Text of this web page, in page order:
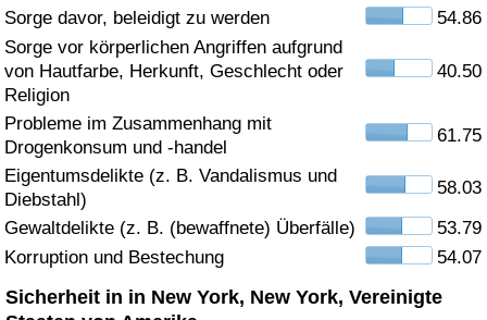
Sorge davor, beleidigt zu werden
54.86
Sorge vor körperlichen Angriffen aufgrund
von Hautfarbe, Herkunft, Geschlecht oder
Religion
40.50
Probleme im Zusammenhang mit
Drogenkonsum und -handel
61.75
Eigentumsdelikte (z. B. Vandalismus und
Diebstahl)
58.03
Gewaltdelikte (z. B. (bewaffnete) Überfälle)
53.79
Korruption und Bestechung
54.07
Sicherheit in in New York, New York, Vereinigte
Gesundheitsversorgungs-Index nach Land
Umweltverschmutzung
Umweltverschmutzungs-Index (aktuell)
Verschmutzungsindex
Umweltverschmutzungs-Index nach Land
Verkehr